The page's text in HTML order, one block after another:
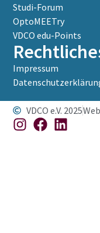
Studi-Forum
OptoMEETry
VDCO edu-Points
Impressum
VDCO e.V. 2025